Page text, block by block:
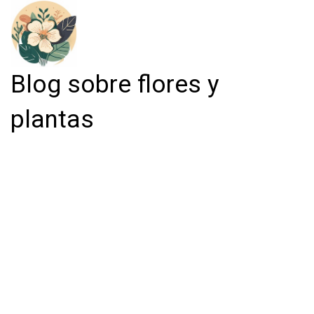
Blog sobre flores y
plantas